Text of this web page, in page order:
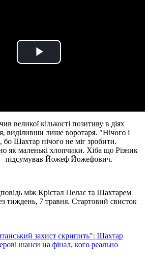
Play
великої кількості позитиву в діях
виділивши лише воротаря. "Нічого і
бо Шахтар нічого не міг зробити.
як маленькі хлопчики. Хіба що Різник
підсумував Йожеф Йожефович.
між Крістал Пелас та Шахтарем
тиждень, 7 травня. Стартовий свисток
захист скрипить": Шахтар
шанси на фінал, кого реально